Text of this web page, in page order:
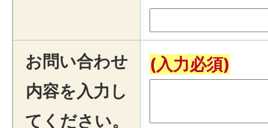
お問い合わせ
内容を入力し
てください。
(入力必須)